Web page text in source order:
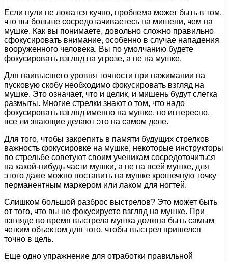
Если пули не ложатся кучно, проблема может быть в том,
что вы больше сосредотачиваетесь на мишени, чем на
мушке. Как вы понимаете, довольно сложно правильно
сфокусировать внимание, особенно в случае нападения
вооруженного человека. Вы по умолчанию будете
фокусировать взгляд на угрозе, а не на мушке.
Для наивысшего уровня точности при нажимании на
пусковую скобу необходимо фокусировать взгляд на
мушке. Это означает, что и целик, и мишень будут слегка
размыты. Многие стрелки знают о том, что надо
фокусировать взгляд именно на мушке, но интересно,
все ли знающие делают это на самом деле.
Для того, чтобы закрепить в памяти будущих стрелков
важность фокусировке на мушке, некоторые инструкторы
по стрельбе советуют своим ученикам сосредоточиться
на какой-нибудь части мушки, а не на всей мушке, для
этого даже можно поставить на мушке крошечную точку
перманентным маркером или лаком для ногтей.
Слишком большой разброс выстрелов? Это может быть
от того, что вы не фокусируете взгляд на мушке. При
взгляде во время выстрела мушка должна быть самым
четким объектом для того, чтобы выстрел пришелся
точно в цель.
Еще одно упражнение для отработки правильной